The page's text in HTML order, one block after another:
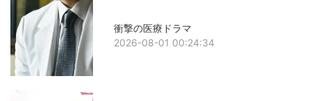
衝撃の医療ドラマ
2026-08-01 00:24:34